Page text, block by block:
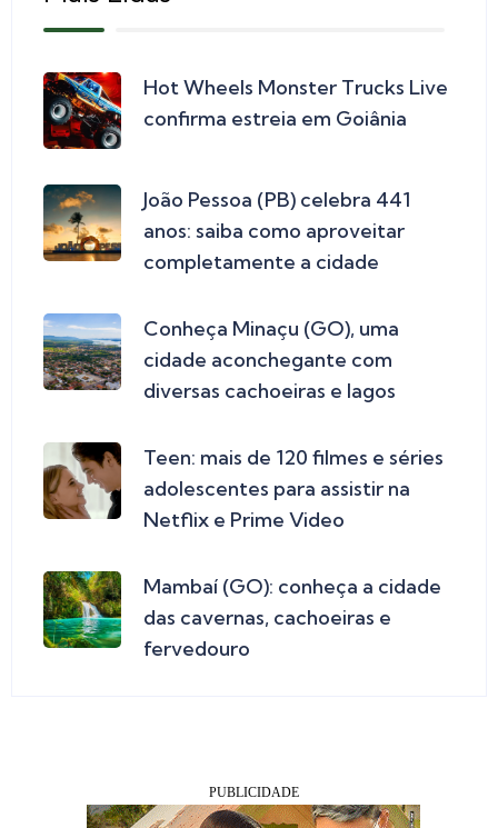
Hot Wheels Monster Trucks Live
confirma estreia em Goiânia
João Pessoa (PB) celebra 441
anos: saiba como aproveitar
completamente a cidade
Conheça Minaçu (GO), uma
cidade aconchegante com
diversas cachoeiras e lagos
Teen: mais de 120 filmes e séries
adolescentes para assistir na
Netflix e Prime Video
Mambaí (GO): conheça a cidade
das cavernas, cachoeiras e
fervedouro